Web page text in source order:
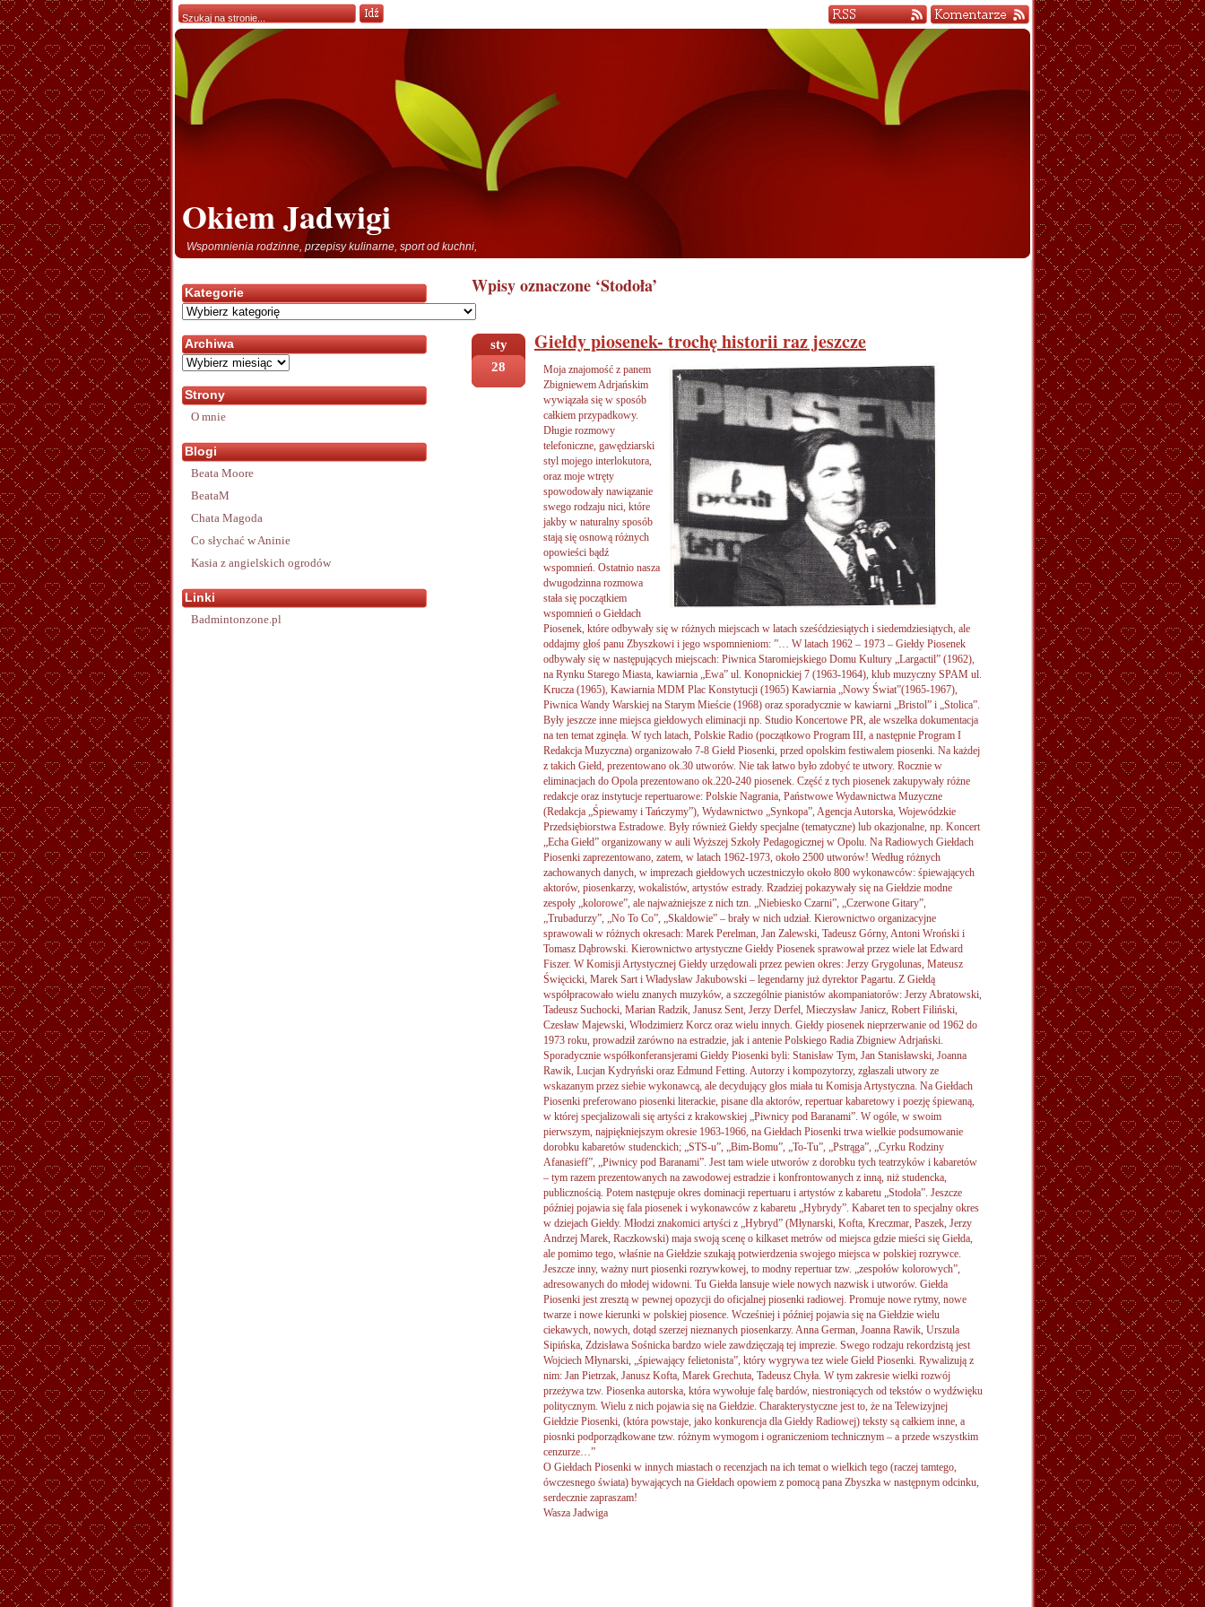
Okiem Jadwigi
Wspomnienia rodzinne, przepisy kulinarne, sport od kuchni,
Wpisy oznaczone ‘Stodoła’
sty
28
Giełdy piosenek- trochę historii raz jeszcze
Moja znajomość z panem
Zbigniewem Adrjańskim
wywiązała się w sposób
całkiem przypadkowy.
Długie rozmowy
telefoniczne, gawędziarski
styl mojego interlokutora,
oraz moje wtręty
spowodowały nawiązanie
swego rodzaju nici, które
jakby w naturalny sposób
stają się osnową różnych
opowieści bądź
wspomnień. Ostatnio nasza
dwugodzinna rozmowa
stała się początkiem
wspomnień o Giełdach
Piosenek, które odbywały się w różnych miejscach w latach sześćdziesiątych i siedemdziesiątych, ale
oddajmy głoś panu Zbyszkowi i jego wspomnieniom: ”… W latach 1962 – 1973 – Giełdy Piosenek
odbywały się w następujących miejscach: Piwnica Staromiejskiego Domu Kultury „Largactil” (1962),
na Rynku Starego Miasta, kawiarnia „Ewa” ul. Konopnickiej 7 (1963-1964), klub muzyczny SPAM ul.
Krucza (1965), Kawiarnia MDM Plac Konstytucji (1965) Kawiarnia „Nowy Świat”(1965-1967),
Piwnica Wandy Warskiej na Starym Mieście (1968) oraz sporadycznie w kawiarni „Bristol” i „Stolica”.
Były jeszcze inne miejsca giełdowych eliminacji np. Studio Koncertowe PR, ale wszelka dokumentacja
na ten temat zginęła. W tych latach, Polskie Radio (początkowo Program III, a następnie Program I
Redakcja Muzyczna) organizowało 7-8 Giełd Piosenki, przed opolskim festiwalem piosenki. Na każdej
z takich Giełd, prezentowano ok.30 utworów. Nie tak łatwo było zdobyć te utwory. Rocznie w
eliminacjach do Opola prezentowano ok.220-240 piosenek. Część z tych piosenek zakupywały różne
redakcje oraz instytucje repertuarowe: Polskie Nagrania, Państwowe Wydawnictwa Muzyczne
(Redakcja „Śpiewamy i Tańczymy”), Wydawnictwo „Synkopa”, Agencja Autorska, Wojewódzkie
Przedsiębiorstwa Estradowe. Były również Giełdy specjalne (tematyczne) lub okazjonalne, np. Koncert
„Echa Giełd” organizowany w auli Wyższej Szkoły Pedagogicznej w Opolu. Na Radiowych Giełdach
Piosenki zaprezentowano, zatem, w latach 1962-1973, około 2500 utworów! Według różnych
zachowanych danych, w imprezach giełdowych uczestniczyło około 800 wykonawców: śpiewających
aktorów, piosenkarzy, wokalistów, artystów estrady. Rzadziej pokazywały się na Giełdzie modne
zespoły „kolorowe”, ale najważniejsze z nich tzn. „Niebiesko Czarni”, „Czerwone Gitary”,
„Trubadurzy”, „No To Co”, „Skaldowie” – brały w nich udział. Kierownictwo organizacyjne
sprawowali w różnych okresach: Marek Perelman, Jan Zalewski, Tadeusz Górny, Antoni Wroński i
Tomasz Dąbrowski. Kierownictwo artystyczne Giełdy Piosenek sprawował przez wiele lat Edward
Fiszer. W Komisji Artystycznej Giełdy urzędowali przez pewien okres: Jerzy Grygolunas, Mateusz
Święcicki, Marek Sart i Władysław Jakubowski – legendarny już dyrektor Pagartu. Z Giełdą
współpracowało wielu znanych muzyków, a szczególnie pianistów akompaniatorów: Jerzy Abratowski,
Tadeusz Suchocki, Marian Radzik, Janusz Sent, Jerzy Derfel, Mieczysław Janicz, Robert Filiński,
Czesław Majewski, Włodzimierz Korcz oraz wielu innych. Giełdy piosenek nieprzerwanie od 1962 do
1973 roku, prowadził zarówno na estradzie, jak i antenie Polskiego Radia Zbigniew Adrjański.
Sporadycznie współkonferansjerami Giełdy Piosenki byli: Stanisław Tym, Jan Stanisławski, Joanna
Rawik, Lucjan Kydryński oraz Edmund Fetting. Autorzy i kompozytorzy, zgłaszali utwory ze
wskazanym przez siebie wykonawcą, ale decydujący głos miała tu Komisja Artystyczna. Na Giełdach
Piosenki preferowano piosenki literackie, pisane dla aktorów, repertuar kabaretowy i poezję śpiewaną,
w której specjalizowali się artyści z krakowskiej „Piwnicy pod Baranami”. W ogóle, w swoim
pierwszym, najpiękniejszym okresie 1963-1966, na Giełdach Piosenki trwa wielkie podsumowanie
dorobku kabaretów studenckich; „STS-u”, „Bim-Bomu”, „To-Tu”, „Pstrąga”, „Cyrku Rodziny
Afanasieff”, „Piwnicy pod Baranami”. Jest tam wiele utworów z dorobku tych teatrzyków i kabaretów
– tym razem prezentowanych na zawodowej estradzie i konfrontowanych z inną, niż studencka,
publicznością. Potem następuje okres dominacji repertuaru i artystów z kabaretu „Stodoła”. Jeszcze
później pojawia się fala piosenek i wykonawców z kabaretu „Hybrydy”. Kabaret ten to specjalny okres
w dziejach Giełdy. Młodzi znakomici artyści z „Hybryd” (Młynarski, Kofta, Kreczmar, Paszek, Jerzy
Andrzej Marek, Raczkowski) maja swoją scenę o kilkaset metrów od miejsca gdzie mieści się Giełda,
ale pomimo tego, właśnie na Giełdzie szukają potwierdzenia swojego miejsca w polskiej rozrywce.
Jeszcze inny, ważny nurt piosenki rozrywkowej, to modny repertuar tzw. „zespołów kolorowych”,
adresowanych do młodej widowni. Tu Giełda lansuje wiele nowych nazwisk i utworów. Giełda
Piosenki jest zresztą w pewnej opozycji do oficjalnej piosenki radiowej. Promuje nowe rytmy, nowe
twarze i nowe kierunki w polskiej piosence. Wcześniej i później pojawia się na Giełdzie wielu
ciekawych, nowych, dotąd szerzej nieznanych piosenkarzy. Anna German, Joanna Rawik, Urszula
Sipińska, Zdzisława Sośnicka bardzo wiele zawdzięczają tej imprezie. Swego rodzaju rekordzistą jest
Wojciech Młynarski, „śpiewający felietonista”, który wygrywa tez wiele Giełd Piosenki. Rywalizują z
nim: Jan Pietrzak, Janusz Kofta, Marek Grechuta, Tadeusz Chyła. W tym zakresie wielki rozwój
przeżywa tzw. Piosenka autorska, która wywołuje falę bardów, niestroniących od tekstów o wydźwięku
politycznym. Wielu z nich pojawia się na Giełdzie. Charakterystyczne jest to, że na Telewizyjnej
Giełdzie Piosenki, (która powstaje, jako konkurencja dla Giełdy Radiowej) teksty są całkiem inne, a
piosnki podporządkowane tzw. różnym wymogom i ograniczeniom technicznym – a przede wszystkim
cenzurze…”
O Giełdach Piosenki w innych miastach o recenzjach na ich temat o wielkich tego (raczej tamtego,
ówczesnego świata) bywających na Giełdach opowiem z pomocą pana Zbyszka w następnym odcinku,
serdecznie zapraszam!
Wasza Jadwiga
Kategorie
Kategorie
Archiwa
Archiwa
Strony
O mnie
Blogi
Beata Moore
BeataM
Chata Magoda
Co słychać w Aninie
Kasia z angielskich ogrodów
Linki
Badmintonzone.pl